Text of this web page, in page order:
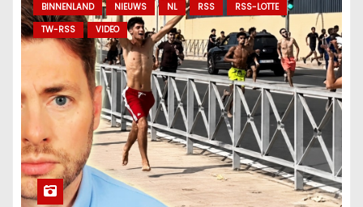
BINNENLAND NIEUWS NL RSS
RSS-LOTTE
TW-RSS
VIDEO